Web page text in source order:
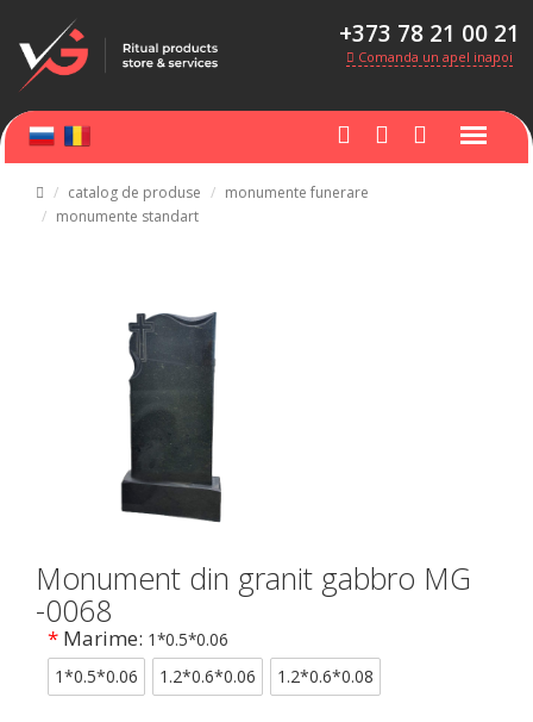
+373 78 21 00 21
Comanda un apel inapoi
catalog de produse
monumente funerare
monumente standart
Monument din granit gabbro MG
-0068
* Marime: 1*0.5*0.06
1*0.5*0.06
1.2*0.6*0.06 1.2*0.6*0.08